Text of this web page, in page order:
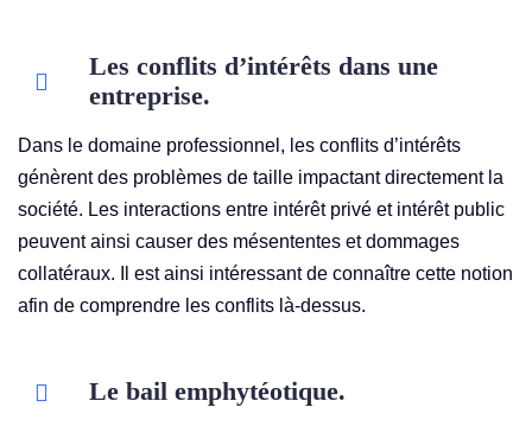
Les conflits d’intérêts dans une
entreprise.
Dans le domaine professionnel, les conflits d’intérêts
génèrent des problèmes de taille impactant directement la
société. Les interactions entre intérêt privé et intérêt public
peuvent ainsi causer des mésententes et dommages
collatéraux. Il est ainsi intéressant de connaître cette notion
afin de comprendre les conflits là-dessus.
Le bail emphytéotique.